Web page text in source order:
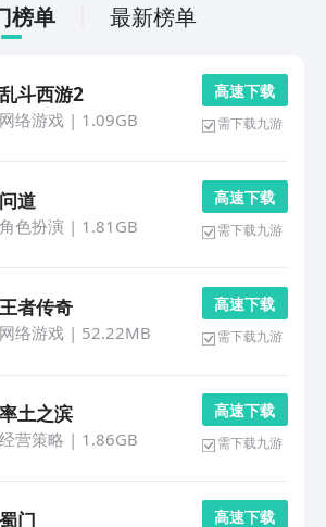
榜单 最新榜单
乱斗西游2
网络游戏| 1.09GB
高 速 下 载
需下载九游
问道
角色扮演 | 1.81GB
高 速 下 载
需下载九游
王者传奇
网络游戏| 52.22MB
高 速 下 载
需下载九游
率土之滨
经营策略 | 1.86GB
高 速 下 载
需下载九游
蜀门 高 速 下 载